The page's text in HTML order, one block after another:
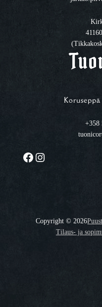
+358
Facebook Instagram
Copyright ©2026
Tilaus- ja